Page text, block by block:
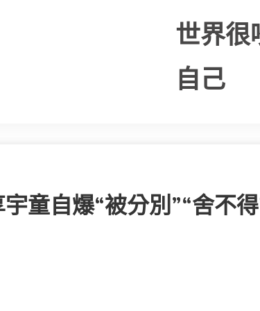
世界很
自己
童自爆“被分別”“舍不